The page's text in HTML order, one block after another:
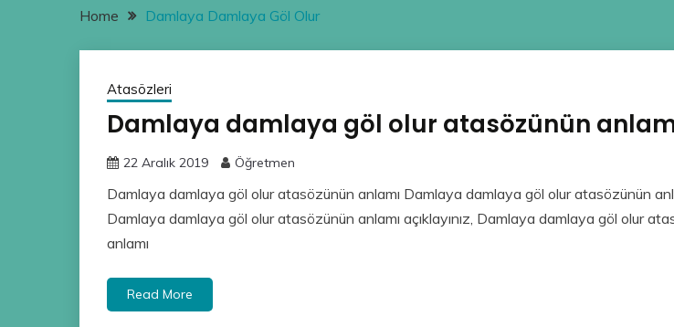
Home Damlaya Damlaya Göl Olur
Atasözleri
Damlaya damlaya göl olur atasözünün
22 Aralık 2019 Öğretmen
Damlaya damlaya göl olur atasözünün anlamı Damlaya damlaya göl olur atasözünün
Damlaya damlaya göl olur atasözünün anlamı açıklayınız, Damlaya damlaya göl olur
anlamı
Read More